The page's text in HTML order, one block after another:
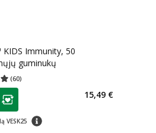
Immunity, 50
guminukų
(60) 4.98
klubo narių nuolaida
VESK25 patarimas
15,49 €